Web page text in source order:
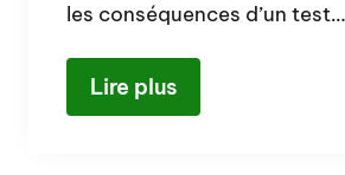
les conséquences d’un test…
Lire plus